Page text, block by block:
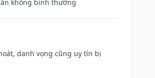
không bình thường
danh vọng cũng uy tín bị